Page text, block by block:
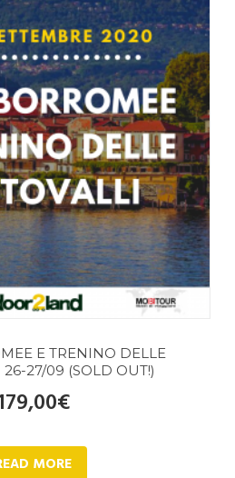
E TRENINO DELLE
26-27/09 (SOLD OUT!)
€
MORE